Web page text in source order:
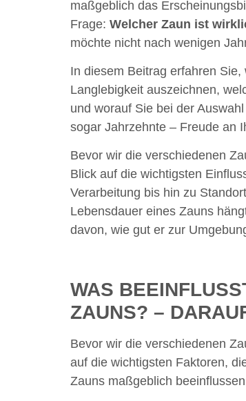
maßgeblich das
Frage: Welcher Zaun ist
möchte nicht nach wenigen
In diesem Beitrag erfahren
Langlebigkeit auszeichnen,
und worauf Sie bei der
sogar Jahrzehnte – Freude an
Bevor wir die verschiedenen
Blick auf die wichtigsten
Verarbeitung bis hin zu
Lebensdauer eines Zauns
davon, wie gut er zur
WAS
ZAUNS? –
Bevor wir die verschiedenen
auf die wichtigsten Faktoren,
Zauns maßgeblich